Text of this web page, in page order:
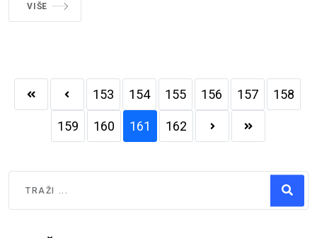
VIŠE
153 154 155 156 157 158
159 160 161 162
Type 2 or more characters for results.